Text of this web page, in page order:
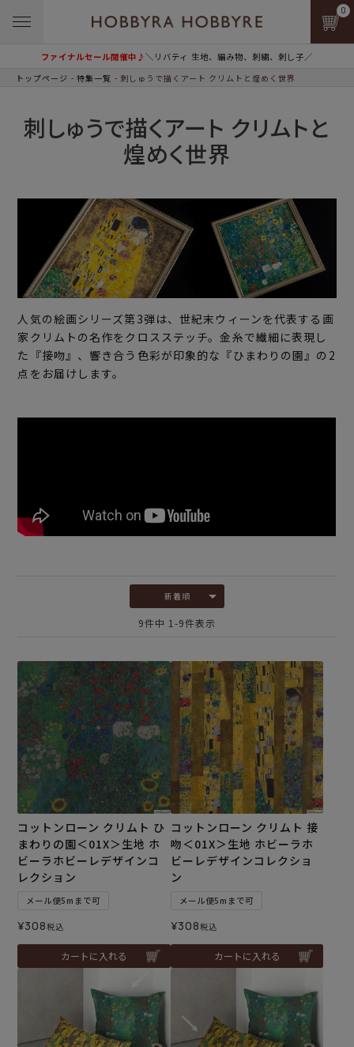
ファイナルセール開催中♪＼リバティ 生地、編み物、刺繍、刺し子／
0
トップページ 特集一覧 刺しゅうで描くアート クリムトと煌めく世界
刺しゅうで描くアート クリムトと
煌めく世界
人気の絵画シリーズ第3弾は、世紀末ウィーンを代表する画
家クリムトの名作をクロスステッチ。金糸で繊細に表現し
た『接吻』、響き合う色彩が印象的な『ひまわりの園』の2
点をお届けします。
新着順
9件中 1 -9件表示
コットンローン クリムト ひ
まわりの園＜01X＞生地 ホ
ビーラホビーレデザインコ
レクション
メール便5mまで可
¥308税込
カートに入れる
コットンローン クリムト 接
吻＜01X＞生地 ホビーラホ
ビーレデザインコレクショ
ン
メール便5mまで可
¥308税込
カートに入れる